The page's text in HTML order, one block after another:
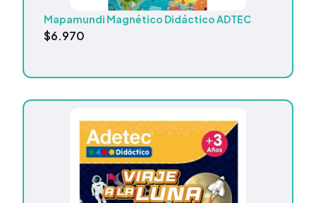
Mapamundi Magnético Didáctico ADTEC
$6.970